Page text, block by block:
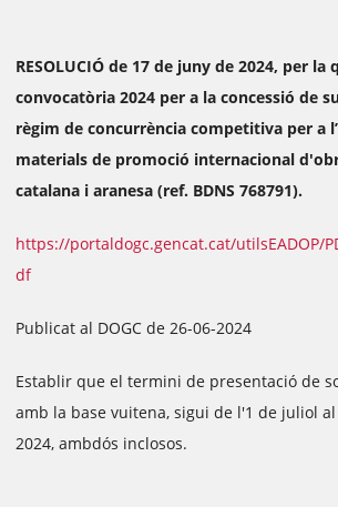
RESOLUCIÓ de 17 de juny de 2024, per la
convocatòria 2024 per a la concessió de
règim de concurrència competitiva per a
materials de promoció internacional
catalana i aranesa (ref. BDNS 768791).
https://portaldogc.gencat.cat/utilsEADOP/
df
Publicat al DOGC de 26-06-2024
Establir que el termini de presentació de
amb la base vuitena, sigui de l'1 de juliol
2024, ambdós inclosos.